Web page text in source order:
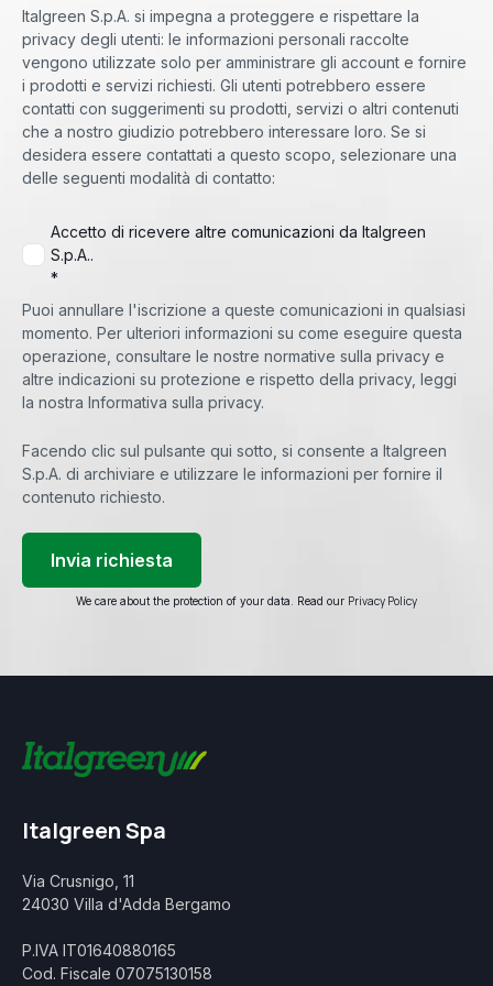
Italgreen S.p.A. si impegna a proteggere e rispettare la
privacy degli utenti: le informazioni personali raccolte
vengono utilizzate solo per amministrare gli account e fornire
i prodotti e servizi richiesti. Gli utenti potrebbero essere
contatti con suggerimenti su prodotti, servizi o altri contenuti
che a nostro giudizio potrebbero interessare loro. Se si
desidera essere contattati a questo scopo, selezionare una
delle seguenti modalità di contatto:
Accetto di ricevere altre comunicazioni da Italgreen
S.p.A..
*
Puoi annullare l'iscrizione a queste comunicazioni in qualsiasi
momento. Per ulteriori informazioni su come eseguire questa
operazione, consultare le nostre normative sulla privacy e
altre indicazioni su protezione e rispetto della privacy, leggi
la nostra Informativa sulla privacy.
Facendo clic sul pulsante qui sotto, si consente a Italgreen
S.p.A. di archiviare e utilizzare le informazioni per fornire il
contenuto richiesto.
We care about the protection of your data. Read our Privacy Policy
Italgreen Spa
Via Crusnigo, 11
24030 Villa d'Adda Bergamo
P.IVA IT01640880165
Cod. Fiscale 07075130158